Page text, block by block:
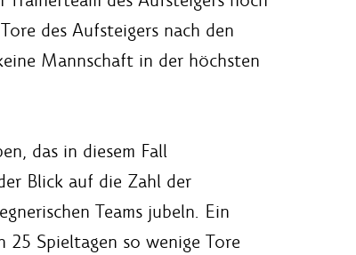
des Aufsteigers nach den
Mannschaft in der höchsten
das in diesem Fall
Blick auf die Zahl der
Teams jubeln. Ein
Spieltagen so wenige Tore